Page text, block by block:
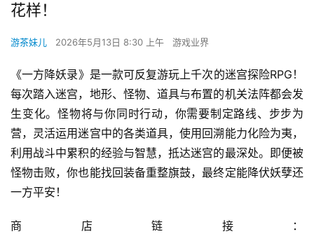
花样！
游茶妹儿 2026年5月13日 8:30 上午 游戏业界
《一方降妖录》是一款可反复游玩上千次的迷宫探险RPG！
每次踏入迷宫，地形、怪物、道具与布置的机关法阵都会发
生变化。怪物将与你同时行动，你需要制定路线、步步为
营，灵活运用迷宫中的各类道具，使用回溯能力化险为夷，
利用战斗中累积的经验与智慧，抵达迷宫的最深处。即便被
怪物击败，你也能找回装备重整旗鼓，最终定能降伏妖孽还
一方平安！
商店链接：